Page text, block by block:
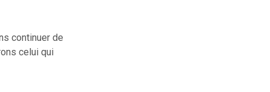
continuer de
celui qui